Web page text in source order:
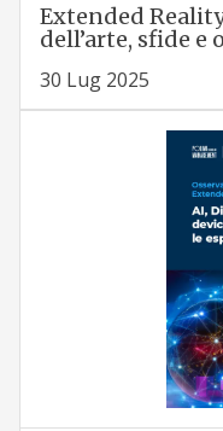
Extended
dell’arte, sfide
30 Lug 2025